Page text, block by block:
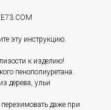
эту инструкцию.
к изделию!
пенополиуретана:
дерева, ульи
даже при